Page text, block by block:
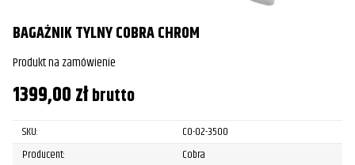
BAGAŻNIK TYLNY COBRA CHROM
Produkt na zamówienie
1399,00złbrutto
SKU:
CO-02-3500
Producent:
Cobra